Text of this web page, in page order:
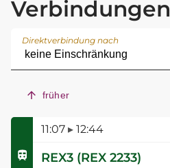
Verbindungen
Direktverbindung nach
früher
11:07 ▸ 12:44
REX3 (REX 2233)